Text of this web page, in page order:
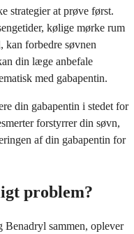
strategier at prøve først.
kølige mørke rum
forbedre søvnen
din læge anbefale
med gabapentin.
din gabapentin i stedet for
forstyrrer din søvn,
af din gabapentin for
problem?
Benadryl sammen, oplever